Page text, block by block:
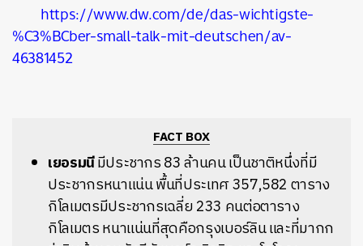
https://www.dw.com/de/das-wichtigste-
%C3%BCber-small-talk-mit-deutschen/av-
46381452
FACT BOX
เยอรมนีมีประชากร 83 ล้านคน เป็นชาติหนึ่งที่มี
ประชากรหนาแน่น พื้นที่ประเทศ 357,582 ตาราง
กิโลเมตรมีประชากรเฉลี่ย 233 คนต่อตาราง
กิโลเมตร หนาแน่นที่สุดคือกรุงเบอร์ลิน และที่มากก